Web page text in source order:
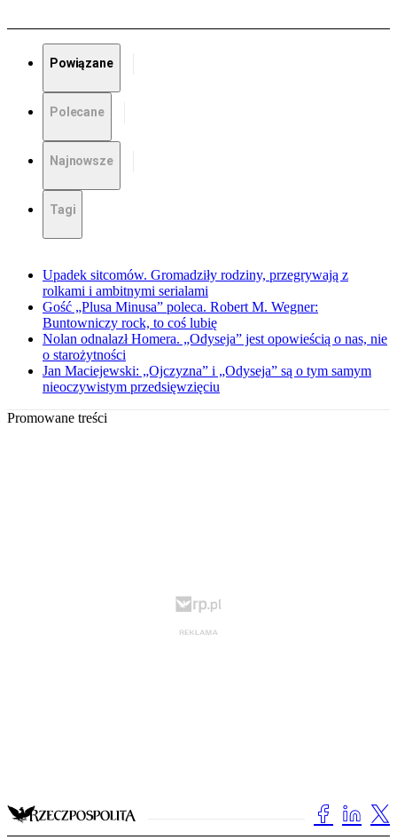
Powiązane
Polecane
Najnowsze
Tagi
Upadek sitcomów. Gromadziły rodziny, przegrywają z
rolkami i ambitnymi serialami
Gość „Plusa Minusa” poleca. Robert M. Wegner:
Buntowniczy rock, to coś lubię
Nolan odnalazł Homera. „Odyseja” jest opowieścią o nas, nie
o starożytności
Jan Maciejewski: „Ojczyzna” i „Odyseja” są o tym samym
nieoczywistym przedsięwzięciu
Promowane treści